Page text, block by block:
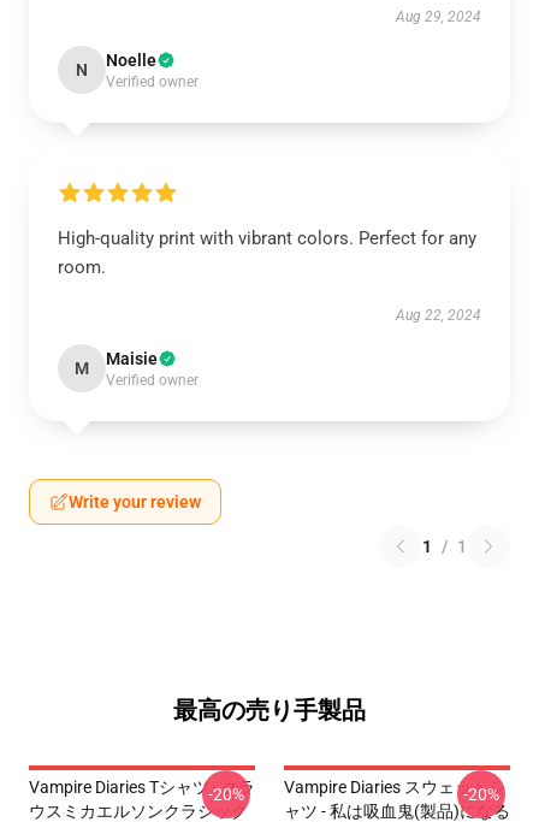
Aug 29, 2024
N Noelle
Verified owner
High-quality print with vibrant colors. Perfect for any
room.
Aug 22, 2024
M Maisie
Verified owner
Write your review
1 / 1
最高の売り手製品
Vampire Diaries Tシャツ - クラ
ウスミカエルソンクラシック
-20%
Vampire Diaries スウェットシ
ャツ - 私は吸血鬼(製品)になる
-20%